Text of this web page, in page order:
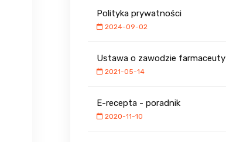
Polityka prywatności
2024-09-02
Ustawa o zawodzie farmaceuty
2021-05-14
E-recepta - poradnik
2020-11-10